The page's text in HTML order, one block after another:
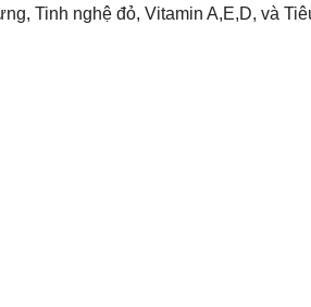
Tinh nghệ đỏ, Vitamin A,E,D, và